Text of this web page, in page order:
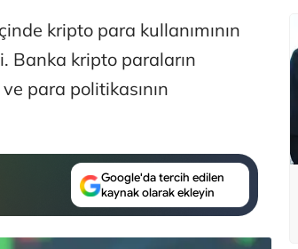
kripto para kullanımının
Banka kripto paraların
para politikasının
Google'da tercih edilen
kaynak olarak ekleyin